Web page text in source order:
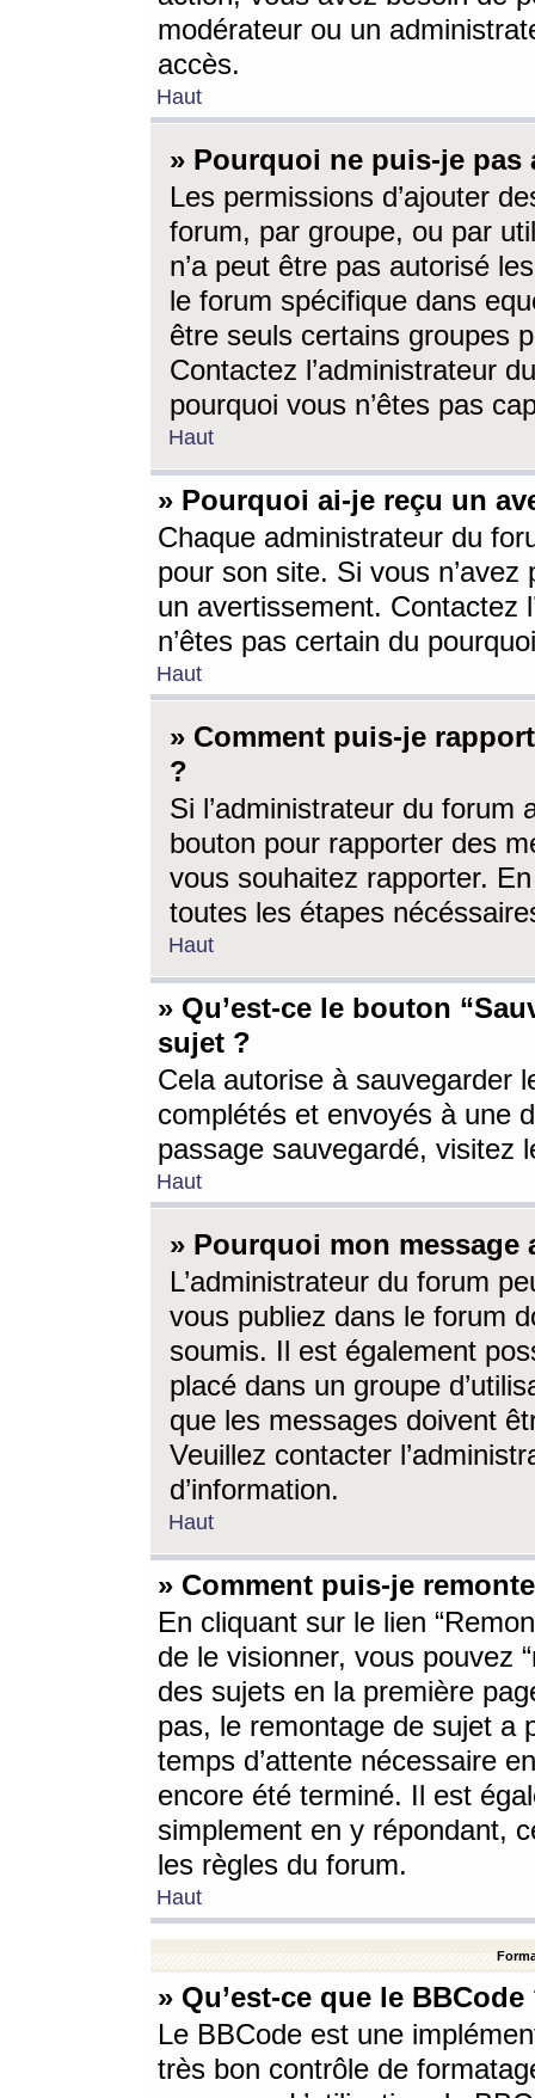
modérateur ou un
accès.
Haut
» Pourquoi ne puis-je
Les permissions d’ajouter
forum, par groupe, ou par
n’a peut être pas autorisé
le forum spécifique dans
être seuls certains groupes
Contactez l’administrateur
pourquoi vous n’êtes pas
Haut
» Pourquoi ai-je reçu un
Chaque administrateur du
pour son site. Si vous
un avertissement. Contactez
n’êtes pas certain du
Haut
» Comment puis-je
?
Si l’administrateur du forum
bouton pour rapporter des
vous souhaitez rapporter.
toutes les étapes
Haut
» Qu’est-ce le bouton
sujet ?
Cela autorise à sauvegarder
complétés et envoyés à une
passage sauvegardé, visitez
Haut
» Pourquoi mon message
L’administrateur du forum
vous publiez dans le forum
soumis. Il est également
placé dans un groupe
que les messages doivent
Veuillez contacter
d’information.
Haut
» Comment puis-je
En cliquant sur le lien
de le visionner, vous pouvez
des sujets en la première
pas, le remontage de sujet a
temps d’attente nécessaire
encore été terminé. Il est
simplement en y répondant,
les règles du forum.
Haut
» Qu’est-ce que le BBCode
Le BBCode est une
très bon contrôle de